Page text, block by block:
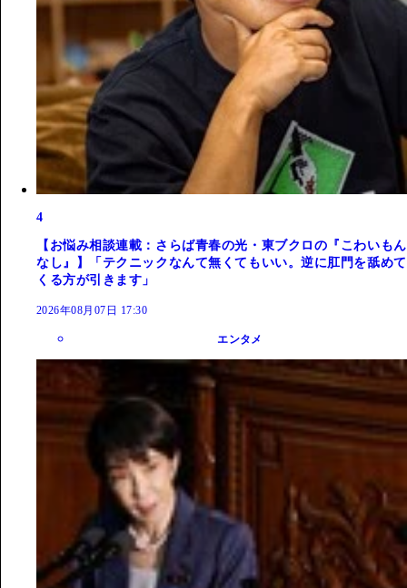
4
【お悩み相談連載：さらば青春の光・東ブクロの『こわいもん
なし』】「テクニックなんて無くてもいい。逆に肛門を舐めて
くる方が引きます」
2026年08月07日 17:30
エンタメ